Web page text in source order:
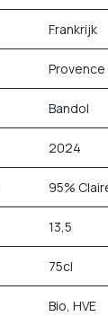
Frankrijk
Provence
Bandol
2024
95%
13,5
75cl
Bio, HVE